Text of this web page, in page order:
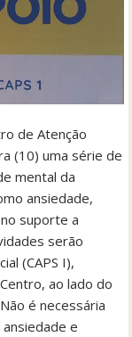
de Atenção
(10) uma série de
mental da
ansiedade,
suporte a
serão
(CAPS I),
ao lado do
é necessária
e